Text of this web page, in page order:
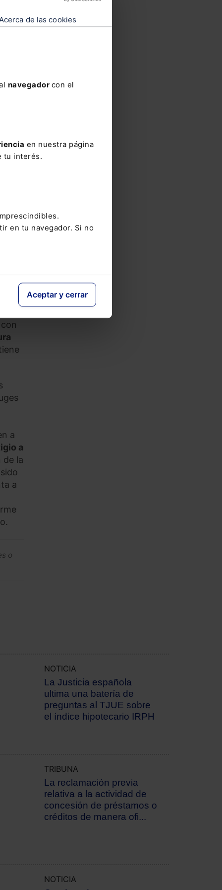
de las cookies
navegador con el
en nuestra página
tu interés.
en tu navegador. Si no
Aceptar y cerrar
a
a
de la
a
o
NOTICIA
La Justicia española
ultima una batería de
preguntas al TJUE sobre
el índice hipotecario IRPH
TRIBUNA
La reclamación previa
relativa a la actividad de
concesión de préstamos o
créditos de manera ofi...
NOTICIA